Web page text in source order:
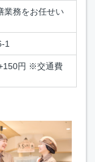
業務をお任せい
1
円 ※交通費